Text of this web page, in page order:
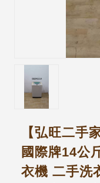
【弘旺二手
國際牌14公
衣機 二手洗